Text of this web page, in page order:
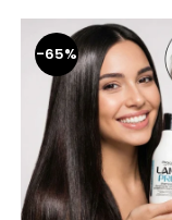
-65%